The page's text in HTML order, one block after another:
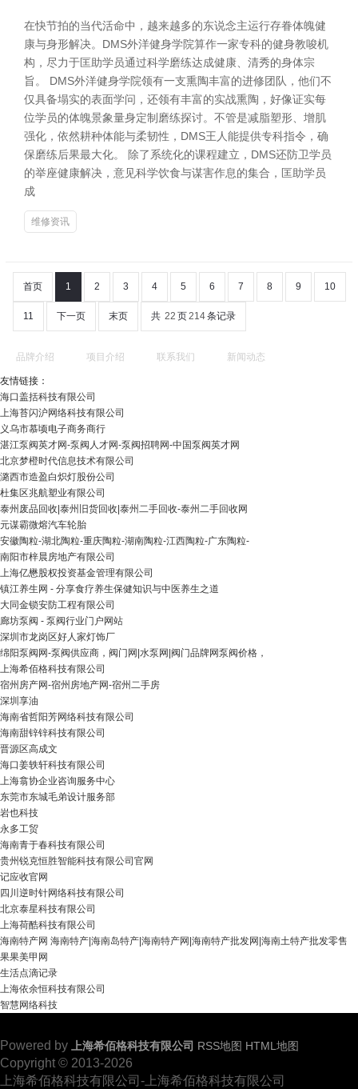
在快节拍的当代活命中，越来越多的东说念主运行存眷体魄健
康与身形解决。DMS外洋健身学院算作一家专科的健身教唆机
构，尽力于匡助学员通过科学磨练达成健康、清秀的身体宗
旨。 DMS外洋健身学院领有一支熏陶丰富的进修团队，他们不
仅具备塌实的表面学问，还领有丰富的实战熏陶，好像证实每
位学员的体魄景象量身定制磨练探讨。不管是减脂塑形、增肌
强化，依然耕种体能与柔韧性，DMS王人能提供专科指令，确
保磨练后果最大化。 除了系统化的课程建立，DMS还防卫学员
的举座健康解决，意见科学饮食与谋害作息的集合，匡助学员
成
维修资讯
首页 1 2 3 4 5 6 7 8 9 10
11 下一页 末页 共 22 页214条记录
品牌介绍 项目介绍 联系我们 新闻动态
友情链接：
海口盖括科技有限公司
上海苔闪沪网络科技有限公司
义乌市慕顷电子商务商行
湛江泵阀英才网-泵阀人才网-泵阀招聘网-中国泵阀英才网
北京梦橙时代信息技术有限公司
潞西市造盈白炽灯股份公司
杜集区兆航塑业有限公司
泰州废品回收|泰州旧货回收|泰州二手回收-泰州二手回收网
元谋霸微熔汽车轮胎
安徽陶粒-湖北陶粒-重庆陶粒-湖南陶粒-江西陶粒-广东陶粒-
南阳市梓晨房地产有限公司
上海亿懋股权投资基金管理有限公司
镇江养生网 - 分享食疗养生保健知识与中医养生之道
大同金锁安防工程有限公司
廊坊泵阀 - 泵阀行业门户网站
深圳市龙岗区好人家灯饰厂
绵阳泵阀网-泵阀供应商，阀门网|水泵网|阀门品牌网泵阀价格，
上海希佰格科技有限公司
宿州房产网-宿州房地产网-宿州二手房
深圳享油
海南省哲阳芳网络科技有限公司
海南甜锌锌科技有限公司
晋源区高成文
海口姜轶轩科技有限公司
上海翕协企业咨询服务中心
东莞市东城毛弟设计服务部
岩也科技
永多工贸
海南青于春科技有限公司
贵州锐克恒胜智能科技有限公司官网
记应收官网
四川逆时针网络科技有限公司
北京泰星科技有限公司
上海荷酷科技有限公司
海南特产网 海南特产|海南岛特产|海南特产网|海南特产批发网|海南土特产批发零售
果果美甲网
生活点滴记录
上海依余恒科技有限公司
智慧网络科技
Powered by 上海希佰格科技有限公司 RSS地图 HTML地图
Copyright © 2013-2026
上海希佰格科技有限公司-上海希佰格科技有限公司